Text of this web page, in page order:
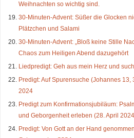
Weihnachten so wichtig sind.
30-Minuten-Advent: Süßer die Glocken
Plätzchen und Salami
30-Minuten-Advent: „Bloß keine Stille
Chaos zum Heiligen Abend dazugehört
Liedpredigt: Geh aus mein Herz und
Predigt: Auf Spurensuche (Johannes 13,
2024
Predigt zum Konfirmationsjubiläum:
und Geborgenheit erleben (28. April
Predigt: Von Gott an der Hand